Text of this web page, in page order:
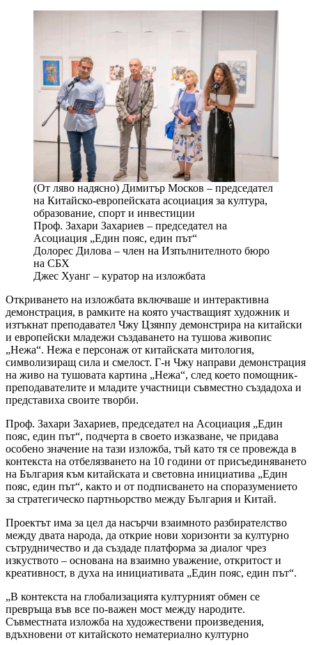
(От ляво надясно) Димитър Москов – председател
на Китайско-европейската асоциация за култура,
образование, спорт и инвестиции
Проф. Захари Захариев – председател на
Асоциация „Един пояс, един път“
Долорес Дилова – член на Изпълнителното бюро
на СБХ
Джес Хуанг – куратор на изложбата
Откриването на изложбата включваше и интерактивна
демонстрация, в рамките на която участващият художник и
изтъкнат преподавател Чжу Цзянпу демонстрира на китайски
и европейски младежи създаването на тушова живопис
„Нежа“. Нежа е персонаж от китайската митология,
символизиращ сила и смелост. Г-н Чжу направи демонстрация
на живо на тушовата картина „Нежа“, след което помощник-
преподавателите и младите участници съвместно създадоха и
представиха своите творби.
Проф. Захари Захариев, председател на Асоциация „Един
пояс, един път“, подчерта в своето изказване, че придава
особено значение на тази изложба, тъй като тя се провежда в
контекста на отбелязването на 10 години от присъединяването
на България към китайската и световна инициатива „Един
пояс, един път“, както и от подписването на споразумението
за стратегическо партньорство между България и Китай.
Проектът има за цел да насърчи взаимното разбирателство
между двата народа, да открие нови хоризонти за културно
сътрудничество и да създаде платформа за диалог чрез
изкуството – основана на взаимно уважение, откритост и
креативност, в духа на инициативата „Един пояс, един път“.
„В контекста на глобализацията културният обмен се
превръща във все по-важен мост между народите.
Съвместната изложба на художествени произведения,
вдъхновени от китайското нематериално културно